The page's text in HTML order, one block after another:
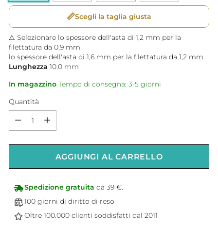
📏Scegli la taglia giusta
⚠ Selezionare lo spessore dell'asta di 1,2 mm per la
filettatura da 0,9 mm
lo spessore dell'asta di 1,6 mm per la filettatura da 1,2 mm.
Lunghezza 10.0 mm
In magazzino Tempo di consegna: 3-5 giorni
Quantità
AGGIUNGI AL CARRELLO
Spedizione gratuita da 39 €.
100 giorni di diritto di reso
Oltre 100.000 clienti soddisfatti dal 2011